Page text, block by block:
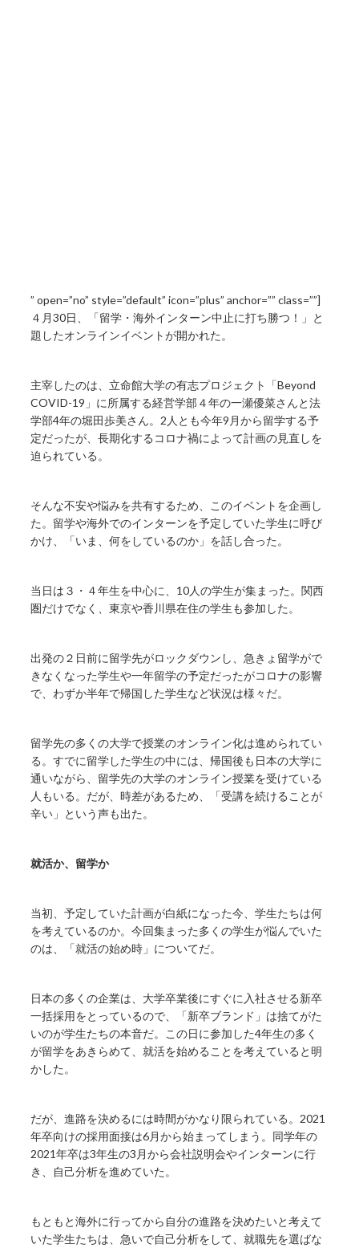
” open=”no” style=”default” icon=”plus” anchor=”” class=””]
４月30日、「留学・海外インターン中止に打ち勝つ！」と
題したオンラインイベントが開かれた。
主宰したのは、立命館大学の有志プロジェクト「Beyond
COVID-19」に所属する経営学部４年の一瀬優菜さんと法
学部4年の堀田歩美さん。2人とも今年9月から留学する予
定だったが、長期化するコロナ禍によって計画の見直しを
迫られている。
そんな不安や悩みを共有するため、このイベントを企画し
た。留学や海外でのインターンを予定していた学生に呼び
かけ、「いま、何をしているのか」を話し合った。
当日は３・４年生を中心に、10人の学生が集まった。関西
圏だけでなく、東京や香川県在住の学生も参加した。
出発の２日前に留学先がロックダウンし、急きょ留学がで
きなくなった学生や一年留学の予定だったがコロナの影響
で、わずか半年で帰国した学生など状況は様々だ。
留学先の多くの大学で授業のオンライン化は進められてい
る。すでに留学した学生の中には、帰国後も日本の大学に
通いながら、留学先の大学のオンライン授業を受けている
人もいる。だが、時差があるため、「受講を続けることが
辛い」という声も出た。
就活か、留学か
当初、予定していた計画が白紙になった今、学生たちは何
を考えているのか。今回集まった多くの学生が悩んでいた
のは、「就活の始め時」についてだ。
日本の多くの企業は、大学卒業後にすぐに入社させる新卒
一括採用をとっているので、「新卒ブランド」は捨てがた
いのが学生たちの本音だ。この日に参加した4年生の多く
が留学をあきらめて、就活を始めることを考えていると明
かした。
だが、進路を決めるには時間がかなり限られている。2021
年卒向けの採用面接は6月から始まってしまう。同学年の
2021年卒は3年生の3月から会社説明会やインターンに行
き、自己分析を進めていた。
もともと海外に行ってから自分の進路を決めたいと考えて
いた学生たちは、急いで自己分析をして、就職先を選ばな